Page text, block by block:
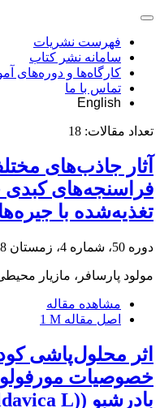
فهرست نشریات
سامانه نشر کتاب
کارگاه‌ها و دوره‌های
تماس با ما
English
تعداد مقالات: 18
آثار جاذب‌های
فراسنجه‌های
تغذیه‌شده با
دوره 50، شماره 4، زمستان 1398، صفحه
مولود پارسافر، مازیار
مشاهده مقاله
اصل مقاله 1 M
اثر محلول‌پاشی
خصوصیات